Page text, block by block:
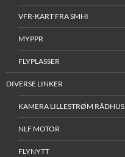
VFR-KART FRA SMHI
MYPPR
FLYPLASSER
DIVERSE LINKER
KAMERA LILLESTRØM RÅDHUS
NLF MOTOR
FLYNYTT